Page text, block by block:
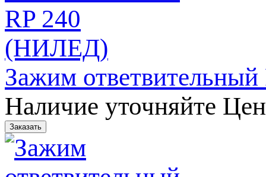
Зажим
Наличие уточняйте